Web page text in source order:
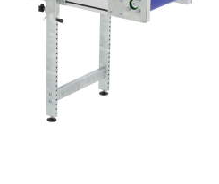
senza freno (2+2)
sinistro), motore